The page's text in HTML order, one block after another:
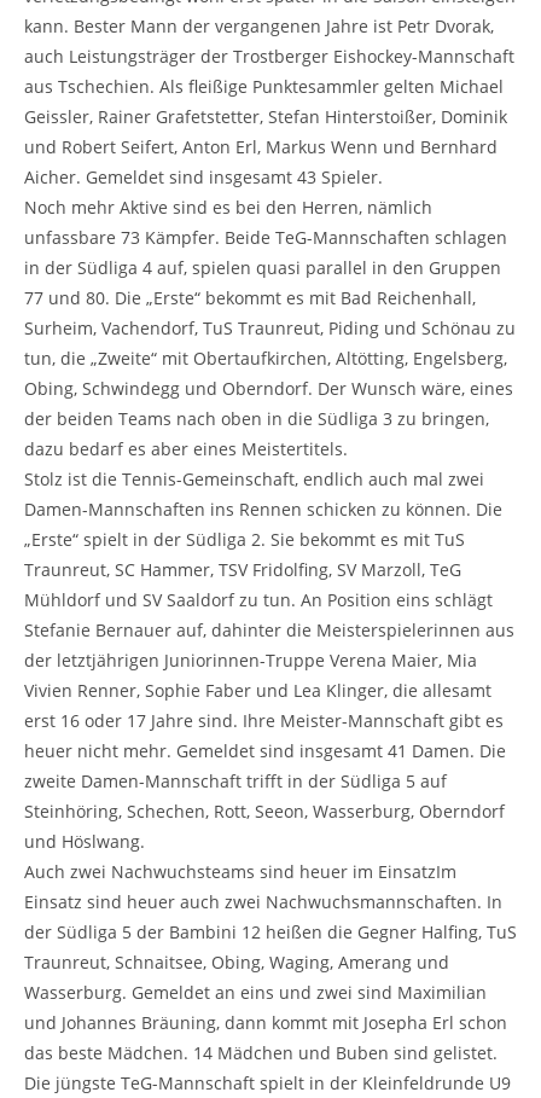
kann. Bester Mann der vergangenen Jahre ist Petr Dvorak,
auch Leistungsträger der Trostberger Eishockey-Mannschaft
aus Tschechien. Als fleißige Punktesammler gelten Michael
Geissler, Rainer Grafetstetter, Stefan Hinterstoißer, Dominik
und Robert Seifert, Anton Erl, Markus Wenn und Bernhard
Aicher. Gemeldet sind insgesamt 43 Spieler.
Noch mehr Aktive sind es bei den Herren, nämlich
unfassbare 73 Kämpfer. Beide TeG-Mannschaften schlagen
in der Südliga 4 auf, spielen quasi parallel in den Gruppen
77 und 80. Die „Erste“ bekommt es mit Bad Reichenhall,
Surheim, Vachendorf, TuS Traunreut, Piding und Schönau zu
tun, die „Zweite“ mit Obertaufkirchen, Altötting, Engelsberg,
Obing, Schwindegg und Oberndorf. Der Wunsch wäre, eines
der beiden Teams nach oben in die Südliga 3 zu bringen,
dazu bedarf es aber eines Meistertitels.
Stolz ist die Tennis-Gemeinschaft, endlich auch mal zwei
Damen-Mannschaften ins Rennen schicken zu können. Die
„Erste“ spielt in der Südliga 2. Sie bekommt es mit TuS
Traunreut, SC Hammer, TSV Fridolfing, SV Marzoll, TeG
Mühldorf und SV Saaldorf zu tun. An Position eins schlägt
Stefanie Bernauer auf, dahinter die Meisterspielerinnen aus
der letztjährigen Juniorinnen-Truppe Verena Maier, Mia
Vivien Renner, Sophie Faber und Lea Klinger, die allesamt
erst 16 oder 17 Jahre sind. Ihre Meister-Mannschaft gibt es
heuer nicht mehr. Gemeldet sind insgesamt 41 Damen. Die
zweite Damen-Mannschaft trifft in der Südliga 5 auf
Steinhöring, Schechen, Rott, Seeon, Wasserburg, Oberndorf
und Höslwang.
Auch zwei Nachwuchsteams sind heuer im EinsatzIm
Einsatz sind heuer auch zwei Nachwuchsmannschaften. In
der Südliga 5 der Bambini 12 heißen die Gegner Halfing, TuS
Traunreut, Schnaitsee, Obing, Waging, Amerang und
Wasserburg. Gemeldet an eins und zwei sind Maximilian
und Johannes Bräuning, dann kommt mit Josepha Erl schon
das beste Mädchen. 14 Mädchen und Buben sind gelistet.
Die jüngste TeG-Mannschaft spielt in der Kleinfeldrunde U9